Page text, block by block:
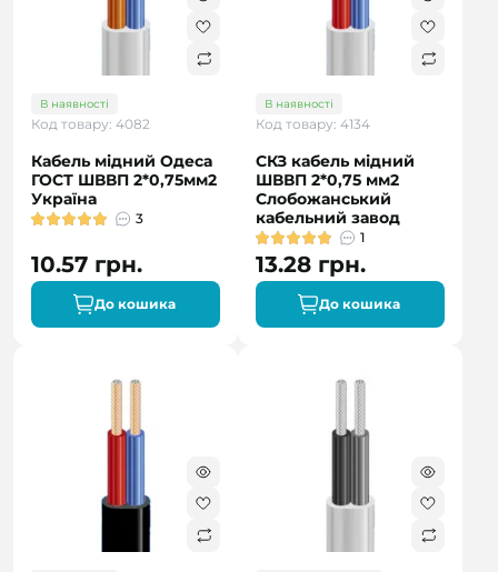
В наявності
Код товару: 4082
Кабель мідний Одеса
ГОСТ ШВВП 2*0,75мм2
Україна
3
10.57 грн.
До кошика
В наявності
Код товару: 4134
СКЗ кабель мідний
ШВВП 2*0,75 мм2
Слобожанський
кабельний завод
1
13.28 грн.
До кошика